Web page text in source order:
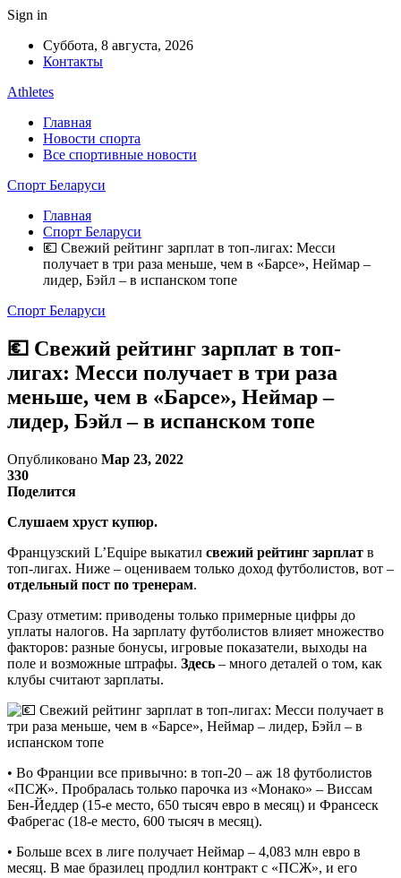
Sign in
Суббота, 8 августа, 2026
Контакты
Athletes
Главная
Новости спорта
Все спортивные новости
Спорт Беларуси
Главная
Спорт Беларуси
💶 Свежий рейтинг зарплат в топ-лигах: Месси
получает в три раза меньше, чем в «Барсе», Неймар –
лидер, Бэйл – в испанском топе
Спорт Беларуси
💶 Свежий рейтинг зарплат в топ-
лигах: Месси получает в три раза
меньше, чем в «Барсе», Неймар –
лидер, Бэйл – в испанском топе
Опубликовано Мар 23, 2022
330
Поделится
Слушаем хруст купюр.
Французский L’Equipe выкатил свежий рейтинг зарплат в
топ-лигах. Ниже – оцениваем только доход футболистов, вот –
отдельный пост по тренерам.
Сразу отметим: приводены только примерные цифры до
уплаты налогов. На зарплату футболистов влияет множество
факторов: разные бонусы, игровые показатели, выходы на
поле и возможные штрафы. Здесь – много деталей о том, как
клубы считают зарплаты.
• Во Франции все привычно: в топ-20 – аж 18 футболистов
«ПСЖ». Пробралась только парочка из «Монако» – Виссам
Бен-Йеддер (15-е место, 650 тысяч евро в месяц) и Франсеск
Фабрегас (18-е место, 600 тысяч в месяц).
• Больше всех в лиге получает Неймар – 4,083 млн евро в
месяц. В мае бразилец продлил контракт с «ПСЖ», и его